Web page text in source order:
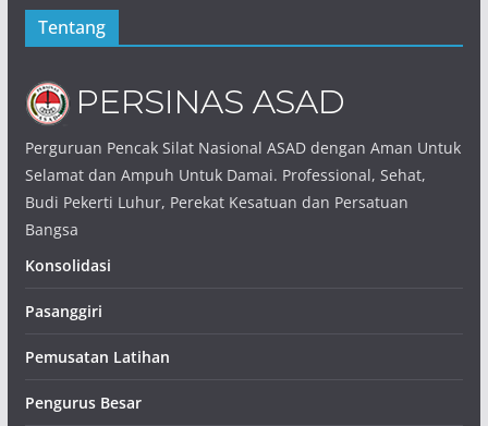
Tentang
Perguruan Pencak Silat Nasional ASAD dengan Aman Untuk
Selamat dan Ampuh Untuk Damai. Professional, Sehat,
Budi Pekerti Luhur, Perekat Kesatuan dan Persatuan
Bangsa
Konsolidasi
Pasanggiri
Pemusatan Latihan
Pengurus Besar